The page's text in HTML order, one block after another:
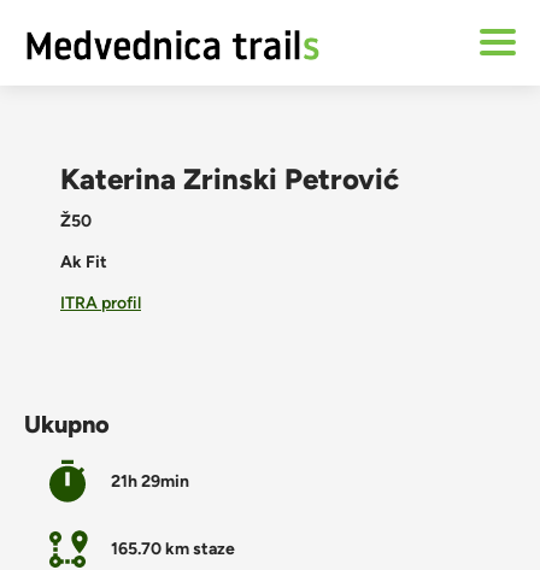
Katerina Zrinski Petrović
Ž50
Ak Fit
ITRA profil
Ukupno
21h 29min
165.70 km staze